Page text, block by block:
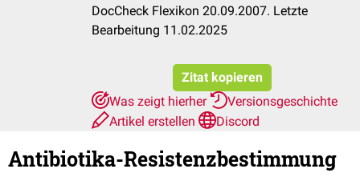
DocCheck Flexikon 20.09.2007. Letzte
Bearbeitung 11.02.2025
Zitat kopieren
Was zeigt hierher
Versionsgeschichte
Artikel erstellen
Discord
Antibiotika-Resistenzbestimmung